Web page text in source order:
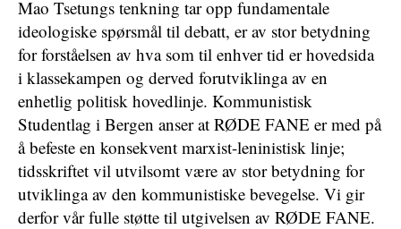
Mao Tsetungs tenkning tar opp fundamentale
ideologiske spørsmål til debatt, er av stor betydning
for forståelsen av hva som til enhver tid er hovedsida
i klassekampen og derved forutviklinga av en
enhetlig politisk hovedlinje. Kommunistisk
Studentlag i Bergen anser at RØDE FANE er med på
å befeste en konsekvent marxist-leninistisk linje;
tidsskriftet vil utvilsomt være av stor betydning for
utviklinga av den kommunistiske bevegelse. Vi gir
derfor vår fulle støtte til utgivelsen av RØDE FANE.